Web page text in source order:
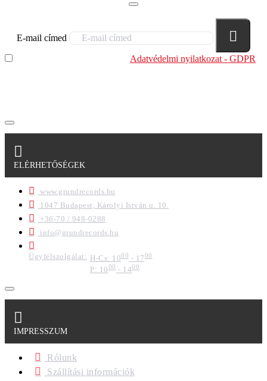
E-mail címed
Adatvédelmi nyilatkozat - GDPR
ELÉRHETŐSÉGEK
www.grundrecords.hu
1047 Budapest, Károlyi István u. 10.
+36-70 / 948-0288
info@grundrecords.hu
Ügyfélszolgálat: H-Cs: 1000 - 1700
P: 1000- 1400
IMPRESSZUM
Rólunk
Szállítási információk